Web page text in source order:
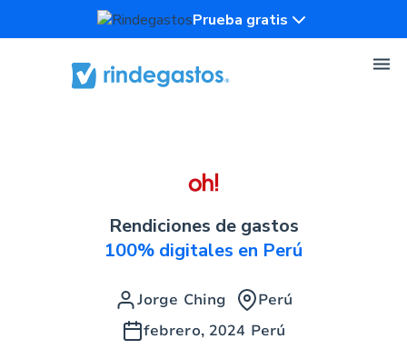
Prueba gratis
Rendiciones de gastos
100% digitales en Perú
Jorge Ching
Perú
febrero, 2024 Perú